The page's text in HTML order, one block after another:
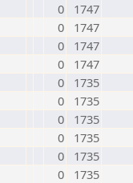
0
1747
0
1747
0
1747
0
1747
0
1735
0
1735
0
1735
0
1735
0
1735
0
1735